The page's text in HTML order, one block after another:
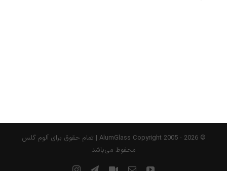
© AlumGlass Copyright 2005 -
2026 | تمام حقوق برای آلوم گلس
محفوظ می‌باشد
YouTube
ایمیل سفارشیTelegram
Instagram